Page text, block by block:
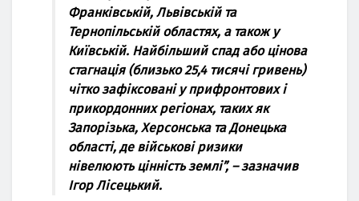
Франківській, Львівській та
Тернопільській областях, а також у
Київській. Найбільший спад або цінова
стагнація (близько 25,4 тисячі гривень)
чітко зафіксовані у прифронтових і
прикордонних регіонах, таких як
Запорізька, Херсонська та Донецька
області, де військові ризики
нівелюють цінність землі”, – зазначив
Ігор Лісецький.